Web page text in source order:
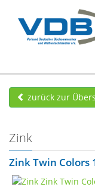
zurück zur
Zink
Zink Twin Colors